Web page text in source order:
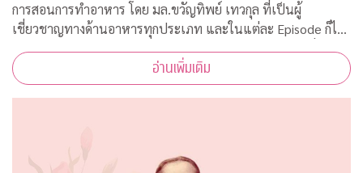
การสอนการทำอาหาร โดย มล.ขวัญทิพย์ เทวกุล ที่เป็นผู้
เชี่ยวชาญทางด้านอาหารทุกประเภท และในแต่ละ Episode ก็ได้
รับความร่วมมือจากคณาจารย์ ผู้ทรงคุณวุฒิ จากคณะต่างๆ ที่มาให้
ความรู้ ตามหลักวิชาการอีกด้วยอ่านเพิ่มเติม